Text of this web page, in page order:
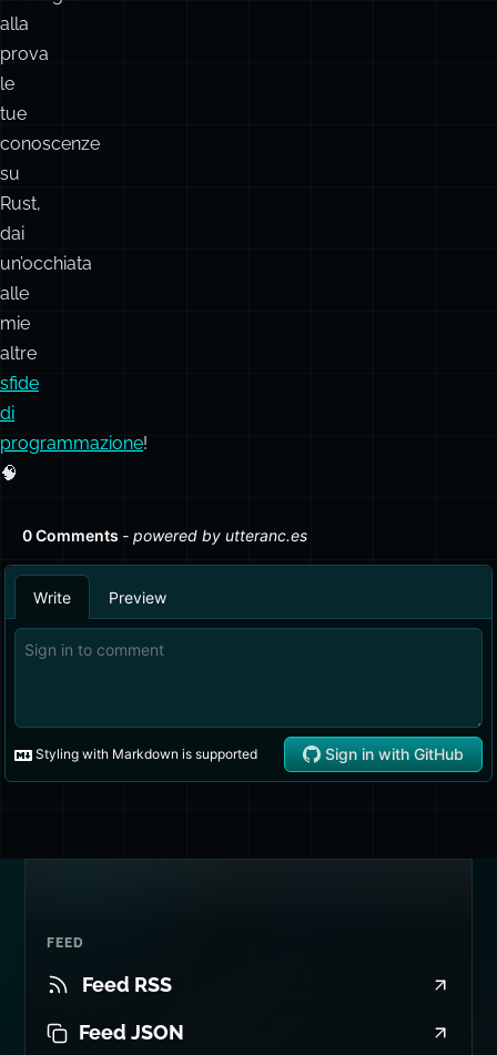
alla
prova
le
tue
conoscenze
su
Rust,
dai
un’occhiata
alle
mie
altre
sfide
di
programmazione!
🧠
FEED
Feed RSS
Feed JSON